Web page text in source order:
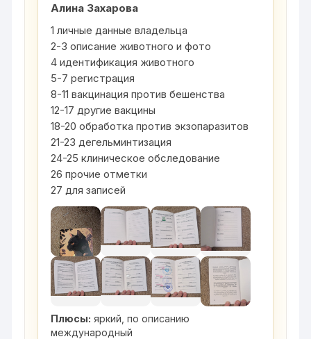
Алина Захарова
1 личные данные владельца
2-3 описание животного и фото
4 идентификация животного
5-7 регистрация
8-11 вакцинация против бешенства
12-17 другие вакцины
18-20 обработка против экзопаразитов
21-23 дегельминтизация
24-25 клиническое обследование
26 прочие отметки
27 для записей
Плюсы: яркий, по описанию
международный